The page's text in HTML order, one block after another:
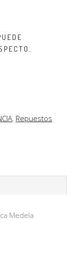
, Repuestos
Medela